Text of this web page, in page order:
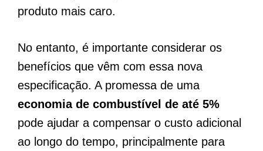
produto mais caro.
No entanto, é importante considerar os
benefícios que vêm com essa nova
especificação. A promessa de uma
economia de combustível de até 5%
pode ajudar a compensar o custo adicional
ao longo do tempo, principalmente para